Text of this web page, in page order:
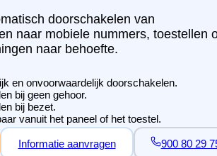
doorschakelen van
naar mobiele nummers, toestellen
naar behoefte.
en onvoorwaardelijk doorschakelen.
bij geen gehoor.
bij bezet.
vanuit het paneel of het toestel.
Informatie aanvragen 900 80 29